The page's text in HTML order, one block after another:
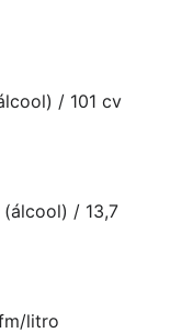
/ 101 cv
/ 13,7
litro